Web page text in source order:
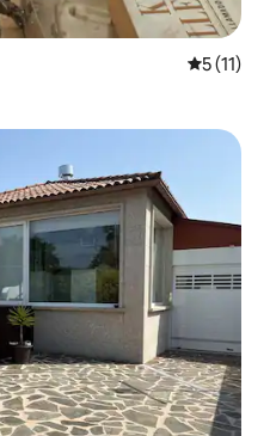
5 af 5 í
5 (11)